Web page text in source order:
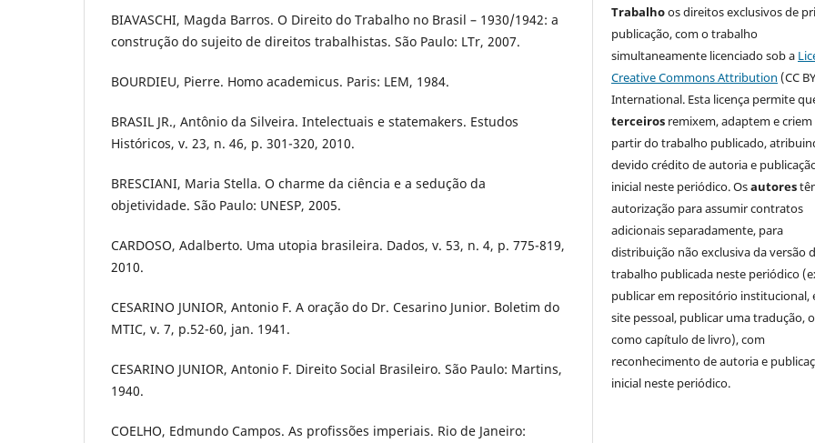
BIAVASCHI, Magda Barros. O Direito do Trabalho no Brasil – 1930/1942: a
construção do sujeito de direitos trabalhistas. São Paulo: LTr, 2007.
BOURDIEU, Pierre. Homo academicus. Paris: LEM, 1984.
BRASIL JR., Antônio da Silveira. Intelectuais e statemakers. Estudos
Históricos, v. 23, n. 46, p. 301-320, 2010.
BRESCIANI, Maria Stella. O charme da ciência e a sedução da
objetividade. São Paulo: UNESP, 2005.
CARDOSO, Adalberto. Uma utopia brasileira. Dados, v. 53, n. 4, p. 775-819,
2010.
CESARINO JUNIOR, Antonio F. A oração do Dr. Cesarino Junior. Boletim do
MTIC, v. 7, p.52-60, jan. 1941.
CESARINO JUNIOR, Antonio F. Direito Social Brasileiro. São Paulo: Martins,
1940.
COELHO, Edmundo Campos. As profissões imperiais. Rio de Janeiro:
Trabalhoos direitos exclusivos de
publicação, com o trabalho
simultaneamente licenciado sob a
Creative Commons Attribution (CC
International. Esta licença permite
terceiros remixem, adaptem e criem
partir do trabalho publicado,
devido crédito de autoria e
inicial neste periódico. Osautores
autorização para assumir contratos
adicionais separadamente, para
distribuição não exclusiva da versão
trabalho publicada neste periódico
publicar em repositório institucional,
site pessoal, publicar uma tradução,
como capítulo de livro), com
reconhecimento de autoria e
inicial neste periódico.